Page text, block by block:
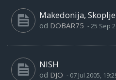
Makedonija, Skoplje
od DOBAR75 -25 Sep
NISH
od DJO - 07 Jul 2005,